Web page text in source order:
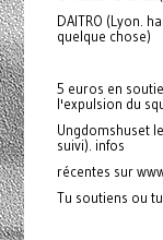
DAITRO (Lyon.
quelque chose)
5 euros en
l'expulsion du
Ungdomshuset
suivi). infos
récentes sur
Tu soutiens ou